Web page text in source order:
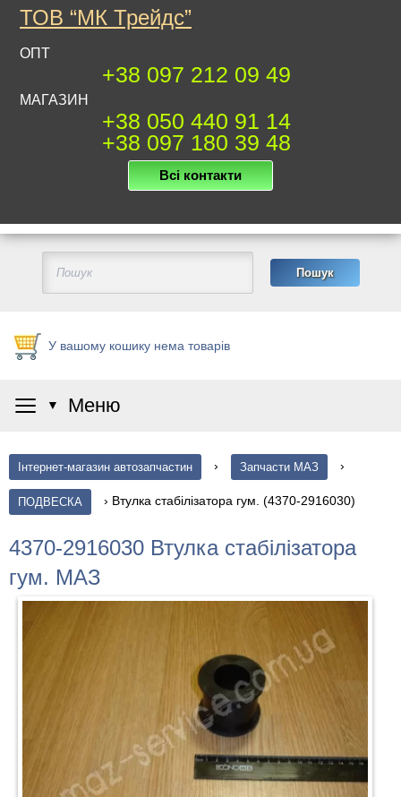
ТОВ “МК Трейдс”
ОПТ
+38 097 212 09 49
МАГАЗИН
+38 050 440 91 14
+38 097 180 39 48
Всі контакти
У вашому кошику нема товарів
≡ ▼ Меню
Інтернет-магазин автозапчастин › Запчасти МАЗ ›
ПОДВЕСКА › Втулка стабілізатора гум. (4370-2916030)
4370-2916030 Втулка стабілізатора
гум. МАЗ